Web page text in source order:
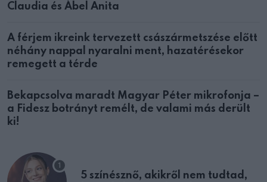
Claudia és Ábel Anita
A férjem ikreink tervezett császármetszése előtt
néhány nappal nyaralni ment, hazatérésekor
remegett a térde
Bekapcsolva maradt Magyar Péter mikrofonja –
a Fidesz botrányt remélt, de valami más derült
ki!
5 színésznő, akikről nem tudtad,